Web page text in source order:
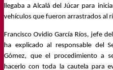
llegaba a Alcalá del Júcar para
vehículos que fueron arrastrados al
Francisco OvidioGarcía Ríos, jefe
ha explicadoal responsable del
Gómez, que el procedimiento a
hacerlo con toda la cautela para